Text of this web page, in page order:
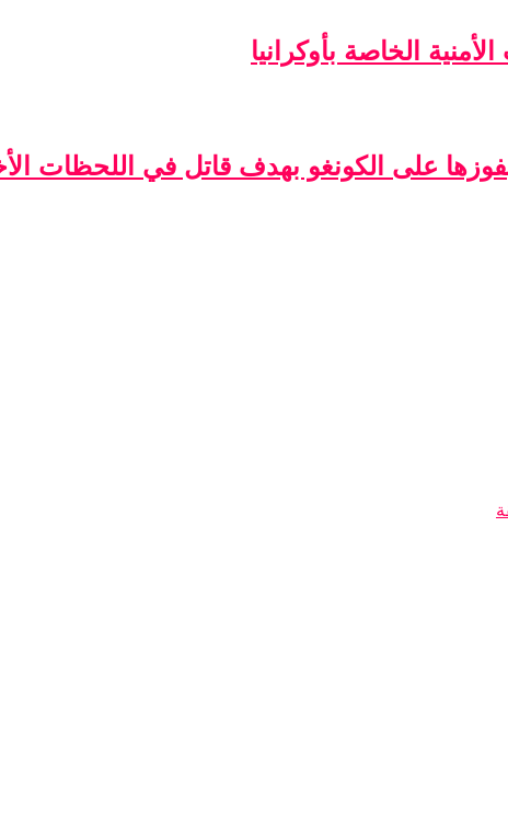
الخاصة بأوكرانيا
بفوزها على الكونغو بهدف قاتل في اللحظات